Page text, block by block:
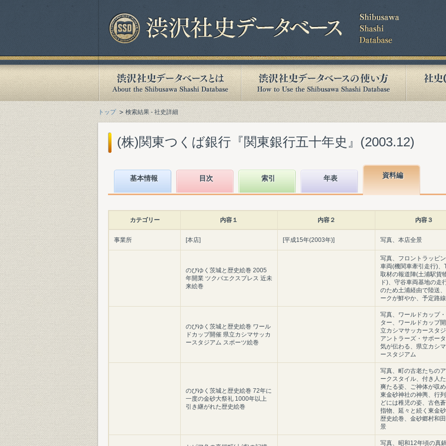
トップ 検索結果 - 社史詳細
(株)関東つくば銀行『関東銀行五十年史』(2003.12)
基本情報 目次 索引 年表 資料編
カテゴリー 内容１ 内容２ 内容３
事業所 [本店] [平成15年(2003年)] 写真、本店全景
のびゆく茨城と歴史絵巻 2005
年開業 ツクバエクスプレス 近未
来絵巻
写真、フロントラッピ
車両(機関車牽引走行)、
取材の報道陣(土浦駅貨
ド)、守谷車両基地の走
のため土浦経由で陸送
ークが鮮やか、予定路
のびゆく茨城と歴史絵巻 ワール
ドカップ開催 県立カシマサッカ
ースタジアム スポーツ絵巻
写真、ワールドカップ
ター、ワールドカップ
立カシマサッカースタ
アントラーズ・サポー
気が伝わる、県立カシ
ースタジアム
のびゆく茨城と歴史絵巻 72年に
一度の金砂大祭礼 1000年以上
引き継がれた歴史絵巻
写真、町の古老たちの
ークスタイル、付き人
爽たる姿、ご神体が収
東金砂神社の神輿、行
どには稚児の姿、古色
指物、延々と続く東金
歴史絵巻、金砂郷村和
景
写真、昭和12年頃の真